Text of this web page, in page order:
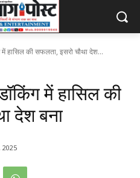
में हासिल की सफलता, इसरो चौथा देश...
में हासिल की
देश बना
2025